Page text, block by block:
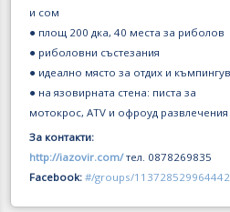
и сом
● площ 200 дка, 40 места за риболов
● риболовни състезания
● идеално място за отдих и
● на язовирната стена: писта за
мотокрос, ATV и офроуд развлечения
За контакти:
http://iazovir.com/ тел. 0878269835
Facebook: #/groups/